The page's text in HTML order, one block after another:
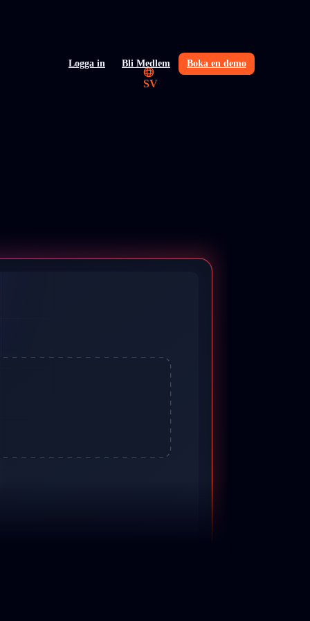
Logga in Bli Medlem Boka en demo
SV